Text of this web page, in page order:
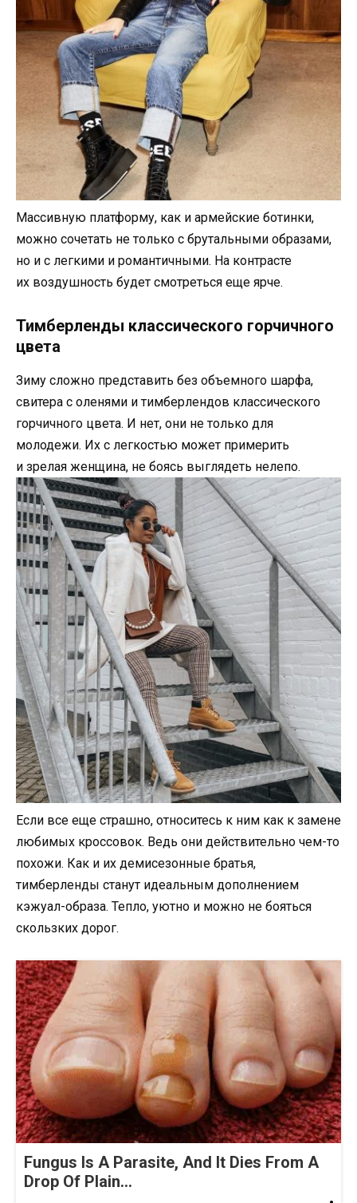
Массивную платформу, как и армейские ботинки,
можно сочетать не только с брутальными образами,
но и с легкими и романтичными. На контрасте
их воздушность будет смотреться еще ярче.
Тимберленды классического горчичного
цвета
Зиму сложно представить без объемного шарфа,
свитера с оленями и тимберлендов классического
горчичного цвета. И нет, они не только для
молодежи. Их с легкостью может примерить
и зрелая женщина, не боясь выглядеть нелепо.
Если все еще страшно, относитесь к ним как к замене
любимых кроссовок. Ведь они действительно чем-то
похожи. Как и их демисезонные братья,
тимберленды станут идеальным дополнением
кэжуал-образа. Тепло, уютно и можно не бояться
скользких дорог.
Fungus Is A Parasite, And It Dies From A
Drop Of Plain...